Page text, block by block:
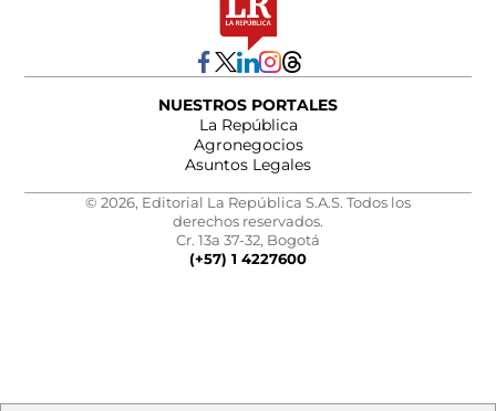
NUESTROS PORTALES
La República
Agronegocios
Asuntos Legales
© 2026, Editorial La República S.A.S. Todos los
derechos reservados.
Cr. 13a 37-32, Bogotá
(+57) 1 4227600